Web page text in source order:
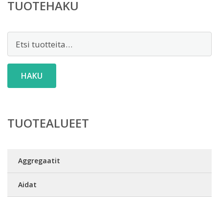
TUOTEHAKU
Etsi:
HAKU
TUOTEALUEET
Aggregaatit
Aidat